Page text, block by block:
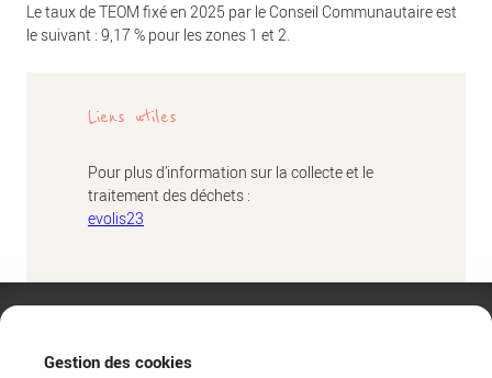
Gestion des cookies
Le taux de TEOM fixé en 2025 par le Conseil Communautaire est
le suivant : 9,17 % pour les zones 1 et 2.
Liens utiles
Pour plus d’information sur la collecte et le
traitement des déchets :
evolis23